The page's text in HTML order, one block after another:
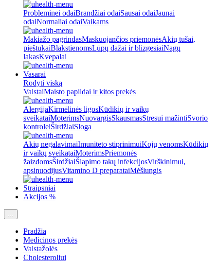
Probleminei odaiBrandžiai odaiSausai odaiJaunai
odaiNormaliai odaiVaikams
Makiažo pagrindasMaskuojančios priemonėsAkių tušai,
pieštukaiBlakstienomsLūpų dažai ir blizgesiaiNagų
lakasKvepalai
Vasarai
Rodyti viską
VaistaiMaisto papildai ir kitos prekės
AlergijaKirmėlinės ligosKūdikių ir vaikų
sveikataiMoterimsNuovargisSkausmasStresui mažintiSvorio
kontroleiŠirdžiaiSloga
Akių negalavimaiImuniteto stiprinimuiKojų venomsKūdikių
ir vaikų sveikataiMoterimsPriemonės
žaizdomsŠirdžiaiŠlapimo takų infekcijosVirškinimui,
apsinuodijusVitamino D preparataiMėšlungis
Straipsniai
Akcijos %
...
Pradžia
Medicinos prekės
Vaistažolės
Cholesteroliui